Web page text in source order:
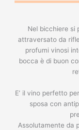
Nel bicchiere si
attraversato da
profumi vinosi
bocca è di buon
E’ il vino perfetto
sposa con
Assolutamente da